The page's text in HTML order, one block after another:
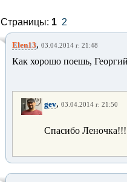
Страницы: 1 2
Elen13, 03.04.2014 г. 21:48
Как хорошо поешь,
gev, 03.04.2014 г. 21:50
Спасибо Леночка!!!